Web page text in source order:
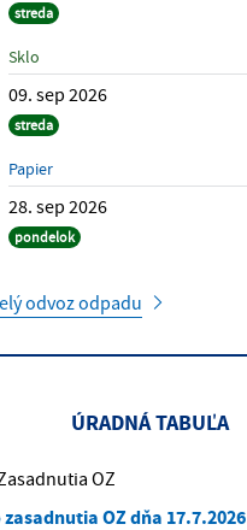
streda
Sklo
09. sep 2026
streda
Papier
28. sep 2026
pondelok
odvoz odpadu
ÚRADNÁ TABUĽA
OZ
OZ dňa 17.7.2026